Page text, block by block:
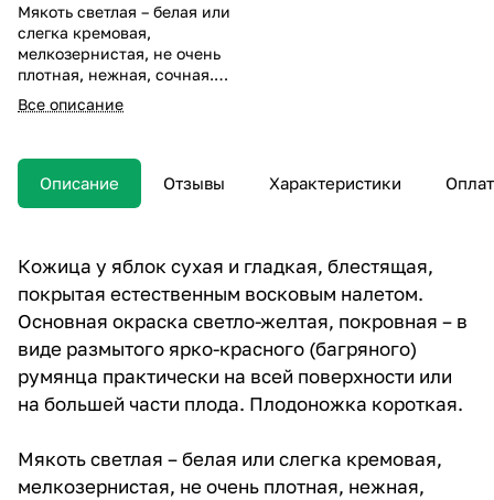
Мякоть светлая – белая или
слегка кремовая,
мелкозернистая, не очень
плотная, нежная, сочная.
Вкус оценивается как
десертный, по мнению
дегустаторов – на 4,5 балла
из 5. Выраженная в нем
сладость гармонично
Аромат тонкий, сладкий,
напоминает конфетный (как
у материнской «Мельбы») с
легкими анисовыми нотками.
Все описание
Описание Отзывы Характеристики
Кожица у яблок сухая и гладкая, блестящая,
покрытая естественным восковым налетом.
Основная окраска светло-желтая, покровная – в
виде размытого ярко-красного (багряного)
румянца практически на всей поверхности или
на большей части плода. Плодоножка короткая.
Мякоть светлая – белая или слегка кремовая,
мелкозернистая, не очень плотная, нежная,